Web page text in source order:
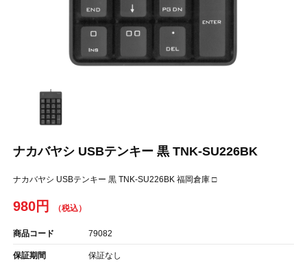
ナカバヤシ USBテンキー 黒 TNK-SU226BK
ナカバヤシ USBテンキー 黒 TNK-SU226BK 福岡倉庫 □
980円
商品コード 79082
保証期間 保証なし